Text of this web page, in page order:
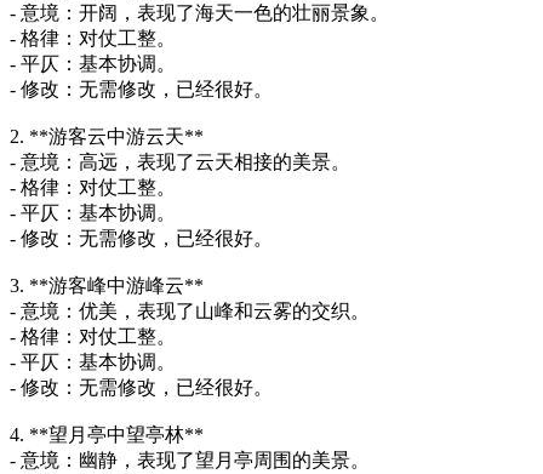
- 意境：开阔，表现了海天一色的壮丽景象。
- 格律：对仗工整。
- 平仄：基本协调。
- 修改：无需修改，已经很好。
2. **游客云中游云天**
- 意境：高远，表现了云天相接的美景。
- 格律：对仗工整。
- 平仄：基本协调。
- 修改：无需修改，已经很好。
3. **游客峰中游峰云**
- 意境：优美，表现了山峰和云雾的交织。
- 格律：对仗工整。
- 平仄：基本协调。
- 修改：无需修改，已经很好。
4. **望月亭中望亭林**
- 意境：幽静，表现了望月亭周围的美景。